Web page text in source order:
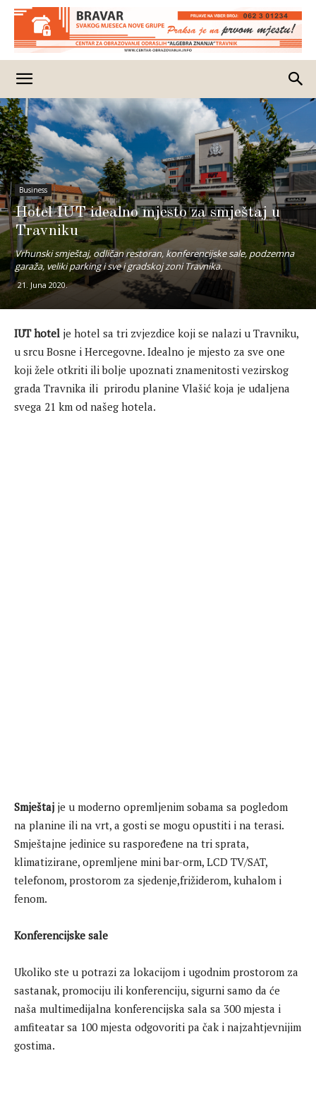
Business
Hotel IUT idealno mjesto za smještaj u
Travniku
Vrhunski smještaj, odličan restoran, konferencijske sale, podzemna
garaža, veliki parking i sve i gradskoj zoni Travnika.
21. Juna 2020.
IUT hotel je hotel sa tri zvjezdice koji se nalazi u Travniku,
u srcu Bosne i Hercegovne. Idealno je mjesto za sve one
koji žele otkriti ili bolje upoznati znamenitosti vezirskog
grada Travnika ili prirodu planine Vlašić koja je udaljena
svega 21 km od našeg hotela.
Smještaj je u moderno opremljenim sobama sa pogledom
na planine ili na vrt, a gosti se mogu opustiti i na terasi.
Smještajne jedinice su raspoređene na tri sprata,
klimatizirane, opremljene mini bar-orm, LCD TV/SAT,
telefonom, prostorom za sjedenje,frižiderom, kuhalom i
fenom.
Konferencijske sale
Ukoliko ste u potrazi za lokacijom i ugodnim prostorom za
sastanak, promociju ili konferenciju, sigurni samo da će
naša multimedijalna konferencijska sala sa 300 mjesta i
amfiteatar sa 100 mjesta odgovoriti pa čak i najzahtjevnijim
gostima.